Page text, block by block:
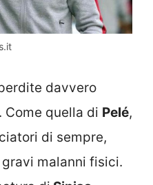
davvero
quella di Pelé,
di sempre,
malanni fisici.